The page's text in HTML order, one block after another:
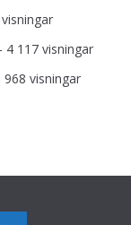
- 4 117 visningar
968 visningar